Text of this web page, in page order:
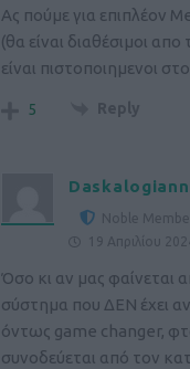
Ας πούμε για επιπλέον
(θα είναι διαθέσιμοι
είναι πιστοποιημενοι
5 Reply
Noble
19 Απριλίου
Όσο κι αν μας φαίνεται
σύστημα που ΔΕΝ έχει
όντως game changer,
συνοδεύεται από τον